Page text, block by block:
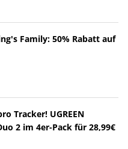
Family: 50% Rabatt auf
Tracker! UGREEN
2 im 4er-Pack für 28,99€